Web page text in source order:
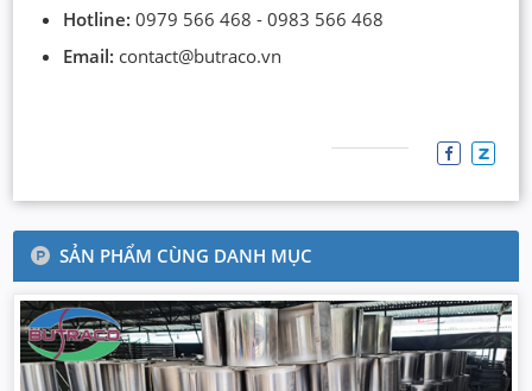
Hotline:0979 566 468 - 0983 566 468
Email: contact@butraco.vn
SẢN PHẨM CÙNG DANH MỤC